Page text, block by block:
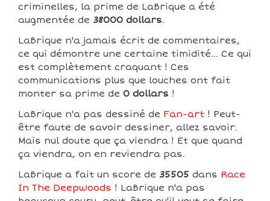
criminelles, la prime de LaBrique a été
augmentée de 38000 dollars.
LaBrique n'a jamais écrit de commentaires,
ce qui démontre une certaine timidité... Ce qui
est complètement craquant ! Ces
communications plus que louches ont fait
monter sa prime de 0 dollars !
LaBrique n'a pas dessiné de Fan-art ! Peut-
être faute de savoir dessiner, allez savoir.
Mais nul doute que ça viendra ! Et que quand
ça viendra, on en reviendra pas.
LaBrique a fait un score de 35505 dans Race
In The Deepwoods ! LaBrique n'a pas